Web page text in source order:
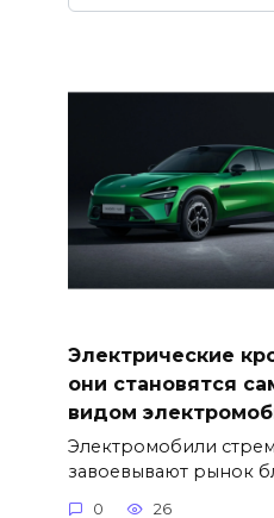
Электрические
они становятся
видом
Электромобили
завоевывают рынок
0 26